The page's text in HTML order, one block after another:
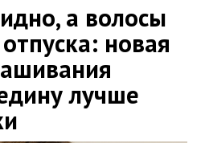
а волосы
новая
лучше